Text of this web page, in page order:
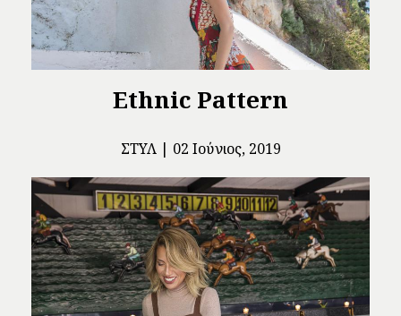
Ethnic Pattern
ΣΤΥΛ 02 Ιούνιος, 2019